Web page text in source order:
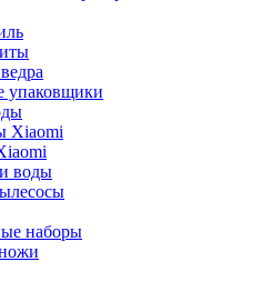
упаковщики
Xiaomi
воды
наборы